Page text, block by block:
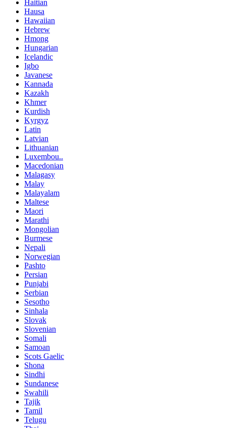
Haitian
Hausa
Hawaiian
Hebrew
Hmong
Hungarian
Icelandic
Igbo
Javanese
Kannada
Kazakh
Khmer
Kurdish
Kyrgyz
Latin
Latvian
Lithuanian
Luxembou..
Macedonian
Malagasy
Malay
Malayalam
Maltese
Maori
Marathi
Mongolian
Burmese
Nepali
Norwegian
Pashto
Persian
Punjabi
Serbian
Sesotho
Sinhala
Slovak
Slovenian
Somali
Samoan
Scots Gaelic
Shona
Sindhi
Sundanese
Swahili
Tajik
Tamil
Telugu